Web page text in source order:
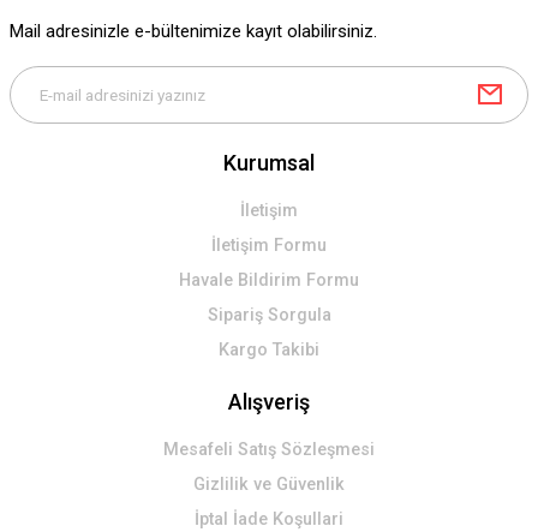
Mail adresinizle e-bültenimize kayıt olabilirsiniz.
Kurumsal
İletişim
İletişim Formu
Havale Bildirim Formu
Sipariş Sorgula
Kargo Takibi
Alışveriş
Mesafeli Satış Sözleşmesi
Gizlilik ve Güvenlik
İptal İade Koşullari